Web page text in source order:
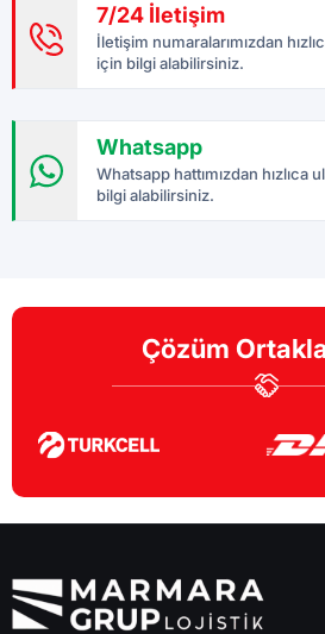
7/24 İletişim
İletişim numaralarımızdan
için bilgi alabilirsiniz.
Whatsapp
Whatsapp hattımızdan hızlıca
bilgi alabilirsiniz.
Çözüm